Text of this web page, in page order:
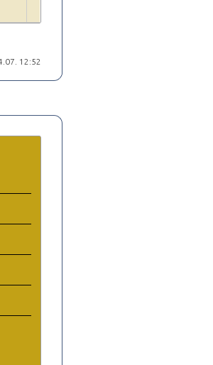
12:52